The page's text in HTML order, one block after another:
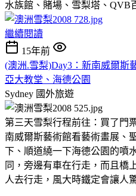
水族館、賭場、雪梨塔、QVB
繼續閱讀
15年前
(澳洲.雪梨)Day3：新南威爾斯
亞大教堂、海德公園
Sydney 國外旅遊
第三天雪梨行程前往：買了門
南威爾斯藝術館看藝術畫展、
下、順道繞一下海德公園的噴
同，旁邊有車在行走，而且橋
人去行走，風大時鐵定會讓人